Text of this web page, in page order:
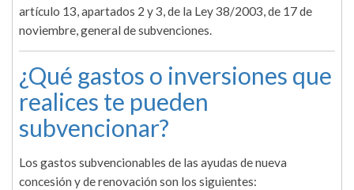
artículo 13, apartados 2 y 3, de la Ley 38/2003, de 17 de
noviembre, general de subvenciones.
¿Qué gastos o inversiones que
realices te pueden
subvencionar?
Los gastos subvencionables de las ayudas de nueva
concesión y de renovación son los siguientes: